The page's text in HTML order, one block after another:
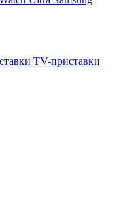
TV-приставки